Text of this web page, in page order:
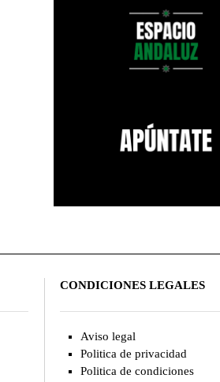
CONDICIONES LEGALES
Aviso legal
Politica de privacidad
Politica de condiciones